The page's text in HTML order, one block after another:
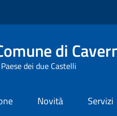
di
dei due Castelli
Novità Servizi